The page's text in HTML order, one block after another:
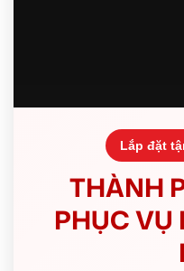
Lắp đặt
THÀNH
PHỤC